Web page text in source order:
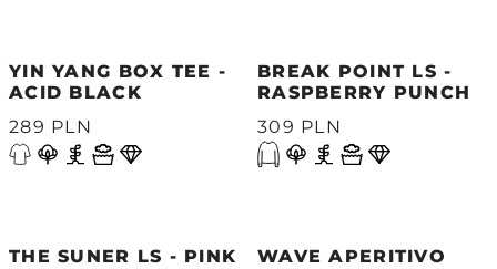
YIN YANG BOX TEE -
ACID BLACK
289 PLN
BREAK POINT LS -
RASPBERRY PUNCH
309 PLN
THE SUNER LS - PINK
WAVE APERITIVO